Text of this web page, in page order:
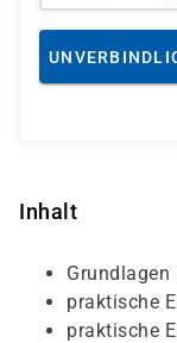
Inhalt
Grundlagen
praktische
praktische